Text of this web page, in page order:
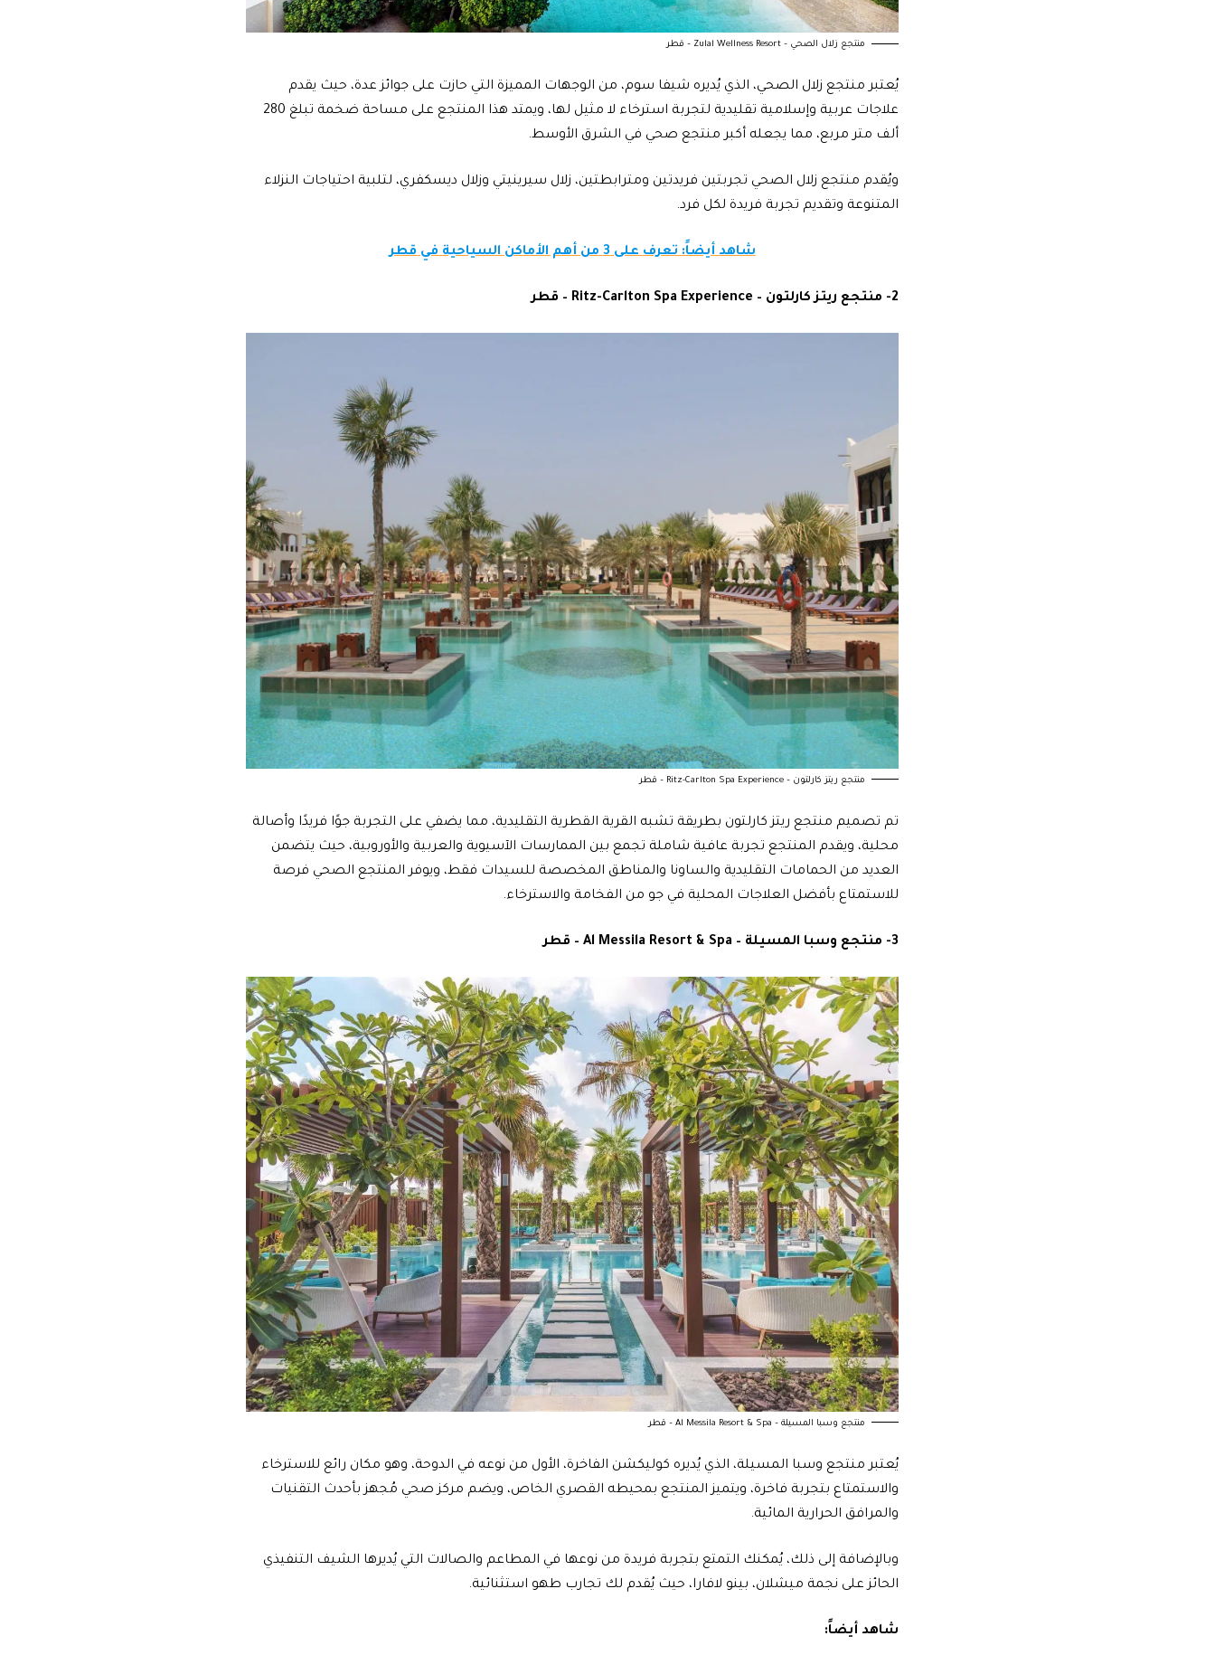
منتجع زلال الصحي – Zulal Wellness Resort – قطر
يُعتبر منتجع زلال الصحي، الذي يُديره شيفا سوم، من الوجهات المميزة التي حازت على جوائز عدة، حيث يقدم
علاجات عربية وإسلامية تقليدية لتجربة استرخاء لا مثيل لها، ويمتد هذا المنتجع على مساحة ضخمة تبلغ 280
ألف متر مربع، مما يجعله أكبر منتجع صحي في الشرق الأوسط.
ويُقدم منتجع زلال الصحي تجربتين فريدتين ومترابطتين، زلال سيرينيتي وزلال ديسكفري، لتلبية احتياجات النزلاء
المتنوعة وتقديم تجربة فريدة لكل فرد.
شاهد أيضاً: تعرف على 3 من أهم الأماكن السياحية في قطر
2- منتجع ريتز كارلتون – Ritz-Carlton Spa Experience – قطر
منتجع ريتز كارلتون – Ritz-Carlton Spa Experience – قطر
تم تصميم منتجع ريتز كارلتون بطريقة تشبه القرية القطرية التقليدية، مما يضفي على التجربة جوًا فريدًا وأصالة
محلية، ويقدم المنتجع تجربة عافية شاملة تجمع بين الممارسات الآسيوية والعربية والأوروبية، حيث يتضمن
العديد من الحمامات التقليدية والساونا والمناطق المخصصة للسيدات فقط، ويوفر المنتجع الصحي فرصة
للاستمتاع بأفضل العلاجات المحلية في جو من الفخامة والاسترخاء.
3- منتجع وسبا المسيلة – Al Messila Resort & Spa – قطر
منتجع وسبا المسيلة – Al Messila Resort & Spa – قطر
يُعتبر منتجع وسبا المسيلة، الذي يُديره كوليكشن الفاخرة، الأول من نوعه في الدوحة، وهو مكان رائع للاسترخاء
والاستمتاع بتجربة فاخرة، ويتميز المنتجع بمحيطه القصري الخاص، ويضم مركز صحي مُجهز بأحدث التقنيات
والمرافق الحرارية المائية.
وبالإضافة إلى ذلك، يُمكنك التمتع بتجربة فريدة من نوعها في المطاعم والصالات التي يُديرها الشيف التنفيذي
الحائز على نجمة ميشلان، بينو لافارا، حيث يُقدم لك تجارب طهو استثنائية.
شاهد أيضاً: